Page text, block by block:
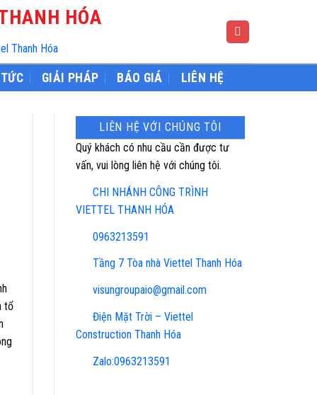
HÓA
Thanh Hóa
GIẢI PHÁP BÁO GIÁ LIÊN HỆ
tổ
LIÊN HỆ VỚI CHÚNG TÔI
Quý khách có nhu cầu cần được tư
vấn, vui lòng liên hệ với chúng tôi.
CHI NHÁNH CÔNG TRÌNH
VIETTEL THANH HÓA
0963213591
Tầng 7 Tòa nhà Viettel Thanh Hóa
visungroupaio@gmail.com
Điện Mặt Trời – Viettel
Construction Thanh Hóa
Zalo:0963213591